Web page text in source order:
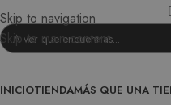
Skip to navigation
Skip to main content
INICIOTIENDAMÁS QUE UNA